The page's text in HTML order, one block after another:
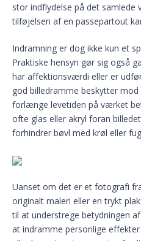
stor indflydelse på det samlede
tilføjelsen af en passepartout
Indramning er dog ikke kun et
Praktiske hensyn gør sig også
har affektionsværdi eller er
god billedramme beskytter
forlænge levetiden på værket
ofte glas eller akryl foran
forhindrer bøvl med krøl eller
Uanset om det er et fotografi
originalt maleri eller en trykt
til at understrege betydningen
at indramme personlige